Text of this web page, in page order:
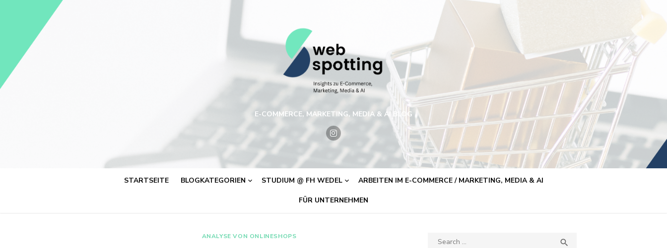
E-COMMERCE, MARKETING, MEDIA & AI BLOG
STARTSEITE BLOGKATEGORIEN STUDIUM @ FH WEDEL ARBEITEN IM E-COMMERCE / MARKETING, MEDIA & AI
FÜR UNTERNEHMEN
ANALYSE VON ONLINESHOPS
Search
